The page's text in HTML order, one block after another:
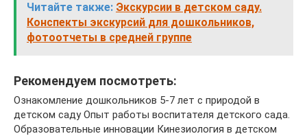
Читайте также: Экскурсии в детском саду.
Конспекты экскурсий для дошкольников,
фотоотчеты в средней группе
Рекомендуем посмотреть:
Ознакомление дошкольников 5-7 лет с природой в
детском саду Опыт работы воспитателя детского сада.
Образовательные инновации Кинезиология в детском